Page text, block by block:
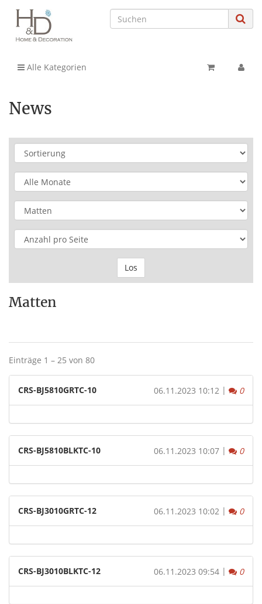
Alle Kategorien
News
Los
Matten
Einträge 1 – 25 von 80
CRS-BJ5810GRTC-10 06.11.2023 10:12 | 0
CRS-BJ5810BLKTC-10 06.11.2023 10:07 | 0
CRS-BJ3010GRTC-12 06.11.2023 10:02 | 0
CRS-BJ3010BLKTC-12 06.11.2023 09:54 | 0